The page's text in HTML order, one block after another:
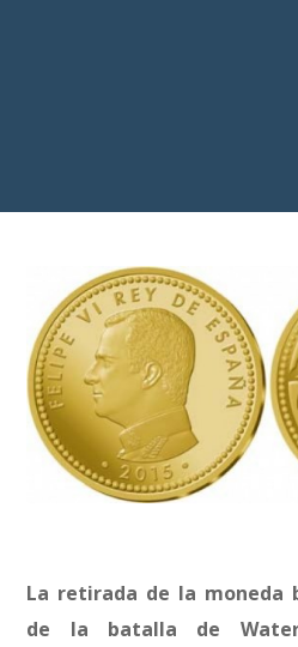
La retirada de la moneda
de la batalla de